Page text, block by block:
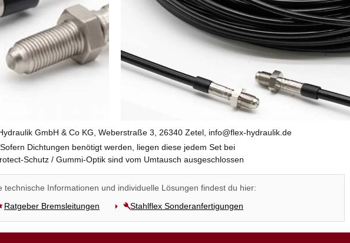
GmbH & Co KG, Weberstraße 3, 26340 Zetel, info@flex-hydraulik.de
Dichtungen benötigt werden, liegen diese jedem Set bei
Schutz / Gummi-Optik sind vom Umtausch ausgeschlossen
technische Informationen und individuelle Lösungen findest du hier:
Ratgeber Bremsleitungen
Stahlflex Sonderanfertigungen